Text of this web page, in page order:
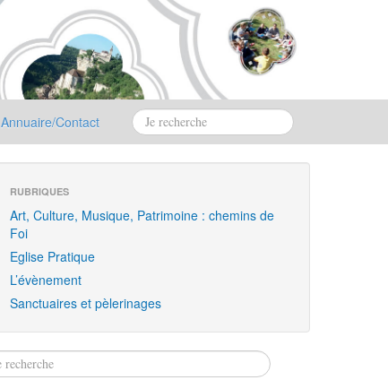
Annuaire/Contact
RUBRIQUES
Art, Culture, Musique, Patrimoine : chemins de
Foi
Eglise Pratique
L’évènement
Sanctuaires et pèlerinages